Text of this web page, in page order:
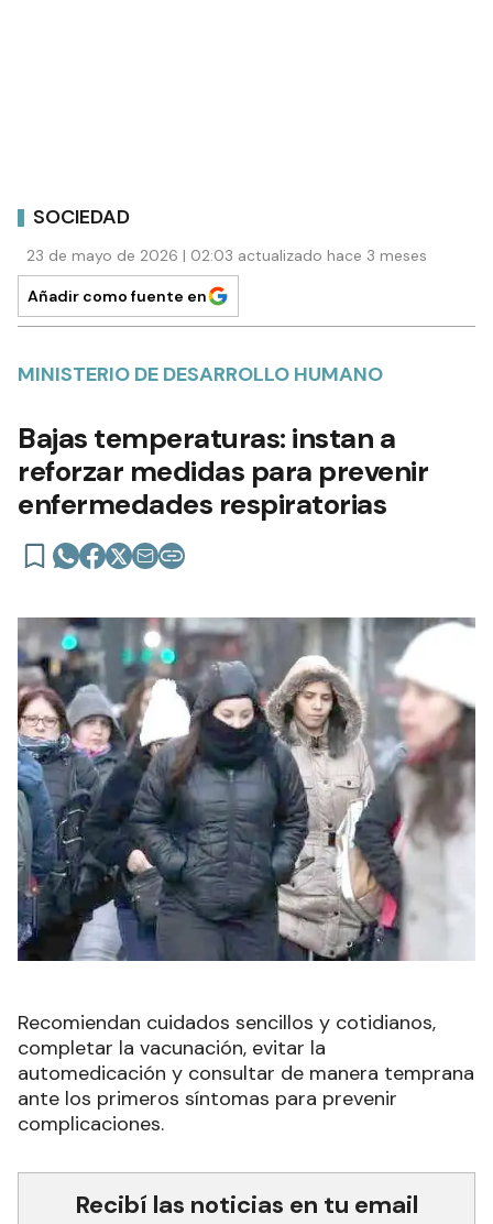
SOCIEDAD
23 de mayo de 2026 | 02:03 actualizado hace 3 meses
Añadir como fuente en
MINISTERIO DE DESARROLLO HUMANO
Bajas temperaturas: instan a
reforzar medidas para prevenir
enfermedades respiratorias
Recomiendan cuidados sencillos y cotidianos,
completar la vacunación, evitar la
automedicación y consultar de manera temprana
ante los primeros síntomas para prevenir
complicaciones.
Recibí las noticias en tu email